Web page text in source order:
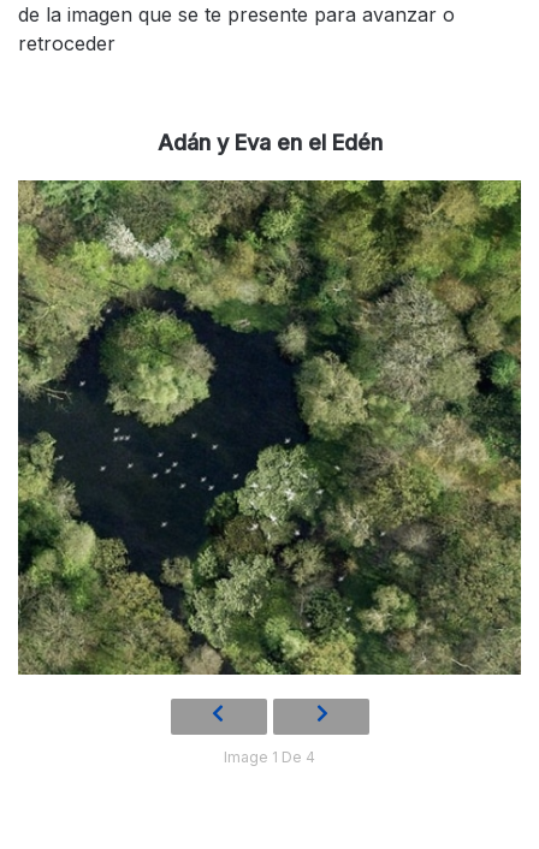
de la imagen que se te presente para avanzar o
retroceder
Adán y Eva en el Edén
Image 1 De 4